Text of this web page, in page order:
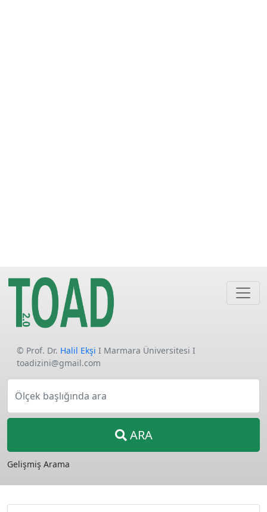
© Prof. Dr. Halil Ekşi I Marmara Üniversitesi I
toadizini@gmail.com
Ölçek başlığında ara
ARA
Gelişmiş Arama